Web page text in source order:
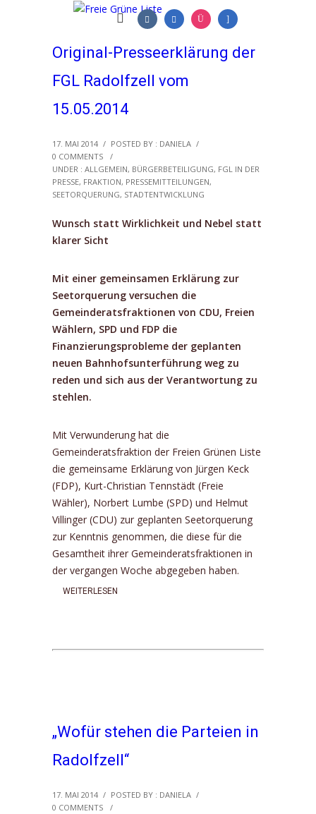
Original-Presseerklärung der
FGL Radolfzell vom
15.05.2014
17. MAI 2014 / POSTED BY : DANIELA /
0 COMMENTS
/
UNDER : ALLGEMEIN, BÜRGERBETEILIGUNG, FGL IN DER
PRESSE, FRAKTION, PRESSEMITTEILUNGEN,
SEETORQUERUNG, STADTENTWICKLUNG
Wunsch statt Wirklichkeit und Nebel statt
klarer Sicht
Mit einer gemeinsamen Erklärung zur
Seetorquerung versuchen die
Gemeinderatsfraktionen von CDU, Freien
Wählern, SPD und FDP die
Finanzierungsprobleme der geplanten
neuen Bahnhofsunterführung weg zu
reden und sich aus der Verantwortung zu
stehlen.
Mit Verwunderung hat die
Gemeinderatsfraktion der Freien Grünen Liste
die gemeinsame Erklärung von Jürgen Keck
(FDP), Kurt-Christian Tennstädt (Freie
Wähler), Norbert Lumbe (SPD) und Helmut
Villinger (CDU) zur geplanten Seetorquerung
zur Kenntnis genommen, die diese für die
Gesamtheit ihrer Gemeinderatsfraktionen in
der vergangen Woche abgegeben haben.
WEITERLESEN
„Wofür stehen die Parteien in
Radolfzell“
17. MAI 2014 / POSTED BY : DANIELA /
0 COMMENTS
/